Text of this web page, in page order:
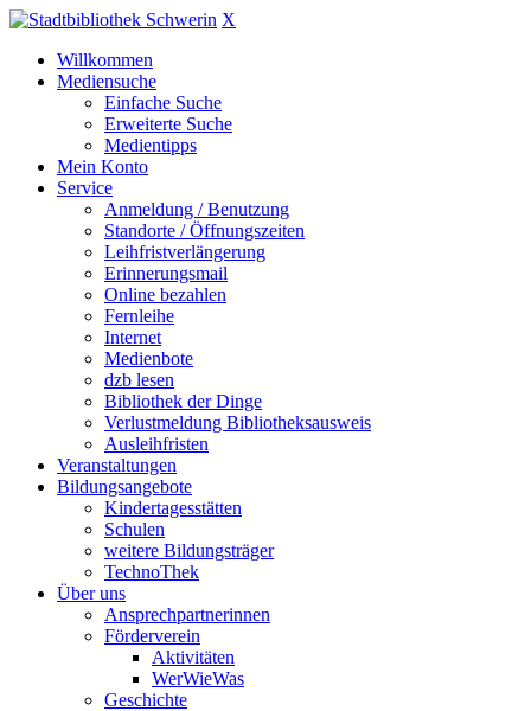
X
Willkommen
Mediensuche
Einfache Suche
Erweiterte Suche
Medientipps
Mein Konto
Service
Anmeldung / Benutzung
Standorte / Öffnungszeiten
Leihfristverlängerung
Erinnerungsmail
Online bezahlen
Fernleihe
Internet
Medienbote
dzb lesen
Bibliothek der Dinge
Verlustmeldung Bibliotheksausweis
Ausleihfristen
Veranstaltungen
Bildungsangebote
Kindertagesstätten
Schulen
weitere Bildungsträger
TechnoThek
Über uns
Ansprechpartnerinnen
Förderverein
Aktivitäten
WerWieWas
Geschichte